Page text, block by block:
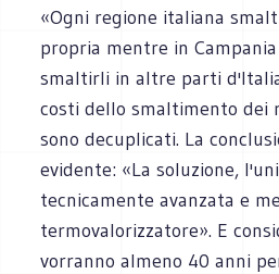
«Ogni regione italiana
propria mentre in
smaltirli in altre parti
costi dello smaltimento dei
sono decuplicati. La
evidente: «La soluzione,
tecnicamente avanzata e
termovalorizzatore». E
vorranno almeno 40 anni